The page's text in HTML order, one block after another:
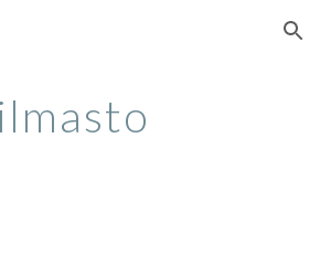
Skip to navigation
ilmasto